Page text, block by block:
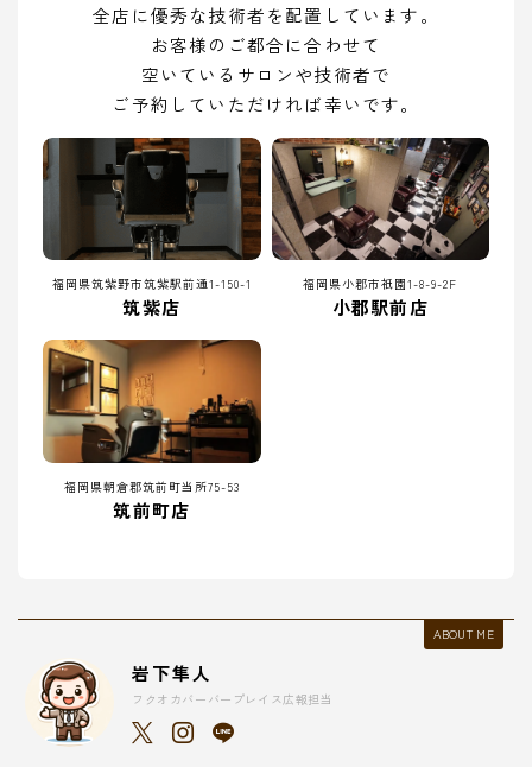
全店に優秀な技術者を配置しています。
お客様のご都合に合わせて
空いているサロンや技術者で
ご予約していただければ幸いです。
福岡県筑紫野市筑紫駅前通1-150-1
筑紫店
福岡県小郡市祇園1-8-9-2F
小郡駅前店
福岡県朝倉郡筑前町当所75-53
筑前町店
ABOUT ME
岩下隼人
フクオカバーバープレイス広報担当